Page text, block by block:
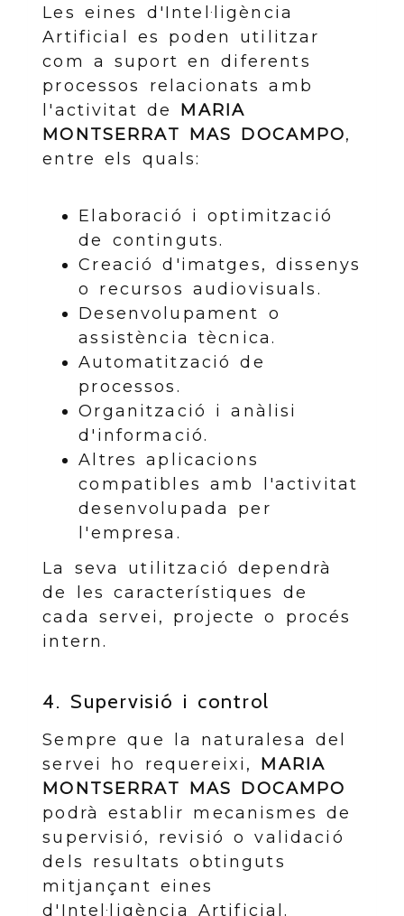
Les eines d'Intel·ligència
Artificial es poden utilitzar
com a suport en diferents
processos relacionats amb
l'activitat de MARIA
MONTSERRAT MAS DOCAMPO,
entre els quals:
Elaboració i optimització
de continguts.
Creació d'imatges, dissenys
o recursos audiovisuals.
Desenvolupament o
assistència tècnica.
Automatització de
processos.
Organització i anàlisi
d'informació.
Altres aplicacions
compatibles amb l'activitat
desenvolupada per
l'empresa.
La seva utilització dependrà
de les característiques de
cada servei, projecte o procés
intern.
4. Supervisió i control
Sempre que la naturalesa del
servei ho requereixi, MARIA
MONTSERRAT MAS DOCAMPO
podrà establir mecanismes de
supervisió, revisió o validació
dels resultats obtinguts
mitjançant eines
d'Intel·ligència Artificial.